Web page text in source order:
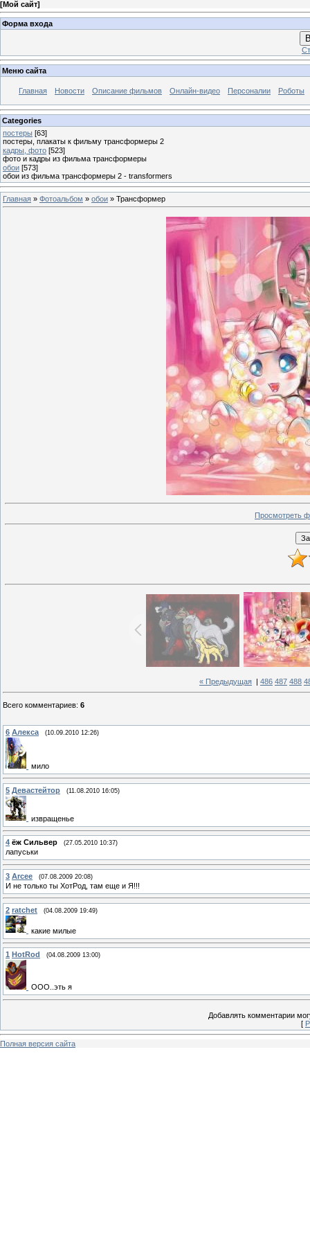
[Мой сайт]
Форма входа
Меню сайта
Главная Новости Описание фильмов Онлайн-видео Персоналии Роботы
Categories
постеры [63]
постеры, плакаты к фильму трансформеры 2
кадры, фото [523]
фото и кадры из фильма трансформеры
обои [573]
обои из фильма трансформеры 2 - transformers
Главная » Фотоальбом » обои » Трансформер
Просмотреть
« Предыдущая 486 487 488
Всего комментариев: 6
6 Алекса (10.09.2010 12:26)
мило
5 Девастейтор (11.08.2010 16:05)
извращенье
4 ёж Сильвер (27.05.2010 10:37)
лапуськи
3 Arcee (07.08.2009 20:08)
И не только ты ХотРод, там еще и Я!!!
2 ratchet (04.08.2009 19:49)
какие милые
1 HotRod (04.08.2009 13:00)
ООО..эть я
Добавлять комментарии
[
Полная версия сайта